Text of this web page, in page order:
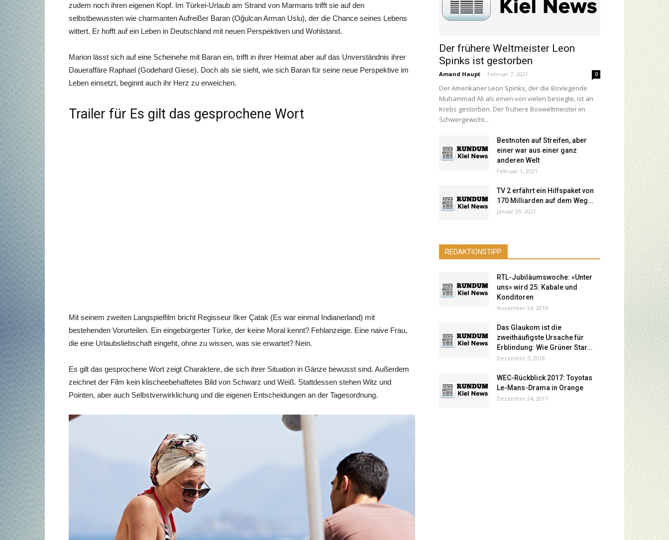
zudem noch ihren eigenen Kopf. Im Türkei-Urlaub am Strand von Marmaris trifft sie auf den
selbstbewussten wie charmanten Aufreißer Baran (Oğulcan Arman Uslu), der die Chance seines Lebens
wittert. Er hofft auf ein Leben in Deutschland mit neuen Perspektiven und Wohlstand.
Marion lässt sich auf eine Scheinehe mit Baran ein, trifft in ihrer Heimat aber auf das Unverständnis ihrer
Daueraffäre Raphael (Godehard Giese). Doch als sie sieht, wie sich Baran für seine neue Perspektive im
Leben einsetzt, beginnt auch ihr Herz zu erweichen.
Trailer für Es gilt das gesprochene Wort
Mit seinem zweiten Langspielfilm bricht Regisseur Ilker Çatak (Es war einmal Indianerland) mit
bestehenden Vorurteilen. Ein eingebürgerter Türke, der keine Moral kennt? Fehlanzeige. Eine naive Frau,
die eine Urlaubsliebschaft eingeht, ohne zu wissen, was sie erwartet? Nein.
Es gilt das gesprochene Wort zeigt Charaktere, die sich ihrer Situation in Gänze bewusst sind. Außerdem
zeichnet der Film kein klischeebehaftetes Bild von Schwarz und Weiß. Stattdessen stehen Witz und
Pointen, aber auch Selbstverwirklichung und die eigenen Entscheidungen an der Tagesordnung.
Der frühere Weltmeister Leon
Spinks ist gestorben
Amand Haupt - Februar 7, 2021 0
Der Amerikaner Leon Spinks, der die Boxlegende
Muhammad Ali als einen von vielen besiegte, ist an
Krebs gestorben. Der frühere Boxweltmeister im
Schwergewicht...
Bestnoten auf Streifen, aber
einer war aus einer ganz
anderen Welt
Februar 1, 2021
TV 2 erfährt ein Hilfspaket von
170 Milliarden auf dem Weg...
Januar 29, 2021
REDAKTIONSTIPP
RTL-Jubiläumswoche: «Unter
uns» wird 25: Kabale und
Konditoren
November 24, 2019
Das Glaukom ist die
zweithäufigste Ursache für
Erblindung: Wie Grüner Star...
Dezember 5, 2018
WEC-Rückblick 2017: Toyotas
Le-Mans-Drama in Orange
Dezember 24, 2017